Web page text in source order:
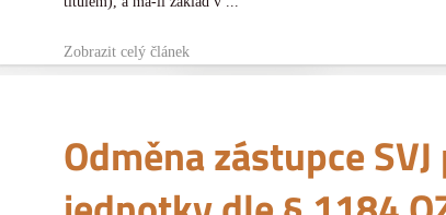
Zobrazit celý článek
Odměna zástupce